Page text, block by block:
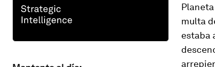
multa
estaba